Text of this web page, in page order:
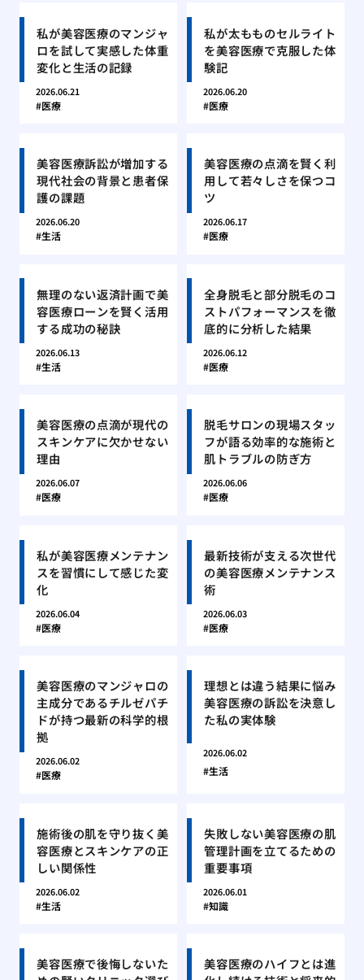
私が美容医療のマンジャ
ロを試して実感した体重
変化と生活の記録
2026.06.21
医療
私が太もものセルライト
を美容医療で克服した体
験記
2026.06.20
医療
美容医療訴訟が増加する
現代社会の背景と患者保
護の課題
2026.06.20
生活
美容医療の点滴を賢く利
用して若々しさを保つコ
ツ
2026.06.17
医療
無理のない返済計画で美
容医療ローンを賢く活用
する成功の秘訣
2026.06.13
生活
全身脱毛と部分脱毛のコ
ストパフォーマンスを徹
底的に分析した結果
2026.06.12
医療
美容医療の点滴が現代の
スキンケアに欠かせない
理由
2026.06.07
医療
脱毛サロンの現場スタッ
フが語る効率的な施術と
肌トラブルの防ぎ方
2026.06.06
医療
私が美容医療メンテナン
スを習慣にして感じた変
化
2026.06.04
医療
最新技術が支える次世代
の美容医療メンテナンス
術
2026.06.03
医療
美容医療のマンジャロの
主成分であるチルゼパチ
ドが持つ最新の科学的根
拠
2026.06.02
医療
理想とは違う結果に悩み
美容医療の訴訟を決意し
た私の実体験
2026.06.02
生活
施術後の肌を守り抜く美
容医療とスキンケアの正
しい関係性
2026.06.02
生活
失敗しない美容医療の肌
管理計画を立てるための
重要事項
2026.06.01
知識
美容医療で後悔しないた
美容医療のハイフとは進